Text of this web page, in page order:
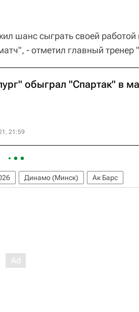
шанс сыграть своей работой
- отметил главный
обыграл "Спартак" в
21:59
Динамо (Минск) Ак Барс